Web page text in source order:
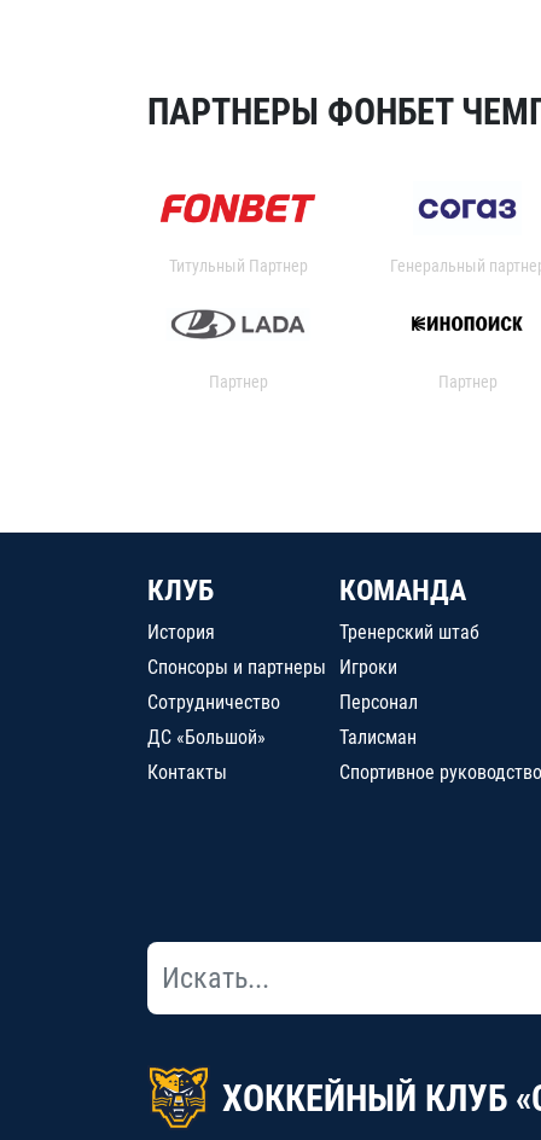
ПАРТНЕРЫ ФОНБЕТ
Титульный Партнер Генеральный
Партнер Партнер
КЛУБ
История
Спонсоры и партнеры
Сотрудничество
ДС «Большой»
Контакты
КОМАНДА
Тренерский штаб
Игроки
Персонал
Талисман
Спортивное руководство
ХОККЕЙНЫЙ КЛУБ